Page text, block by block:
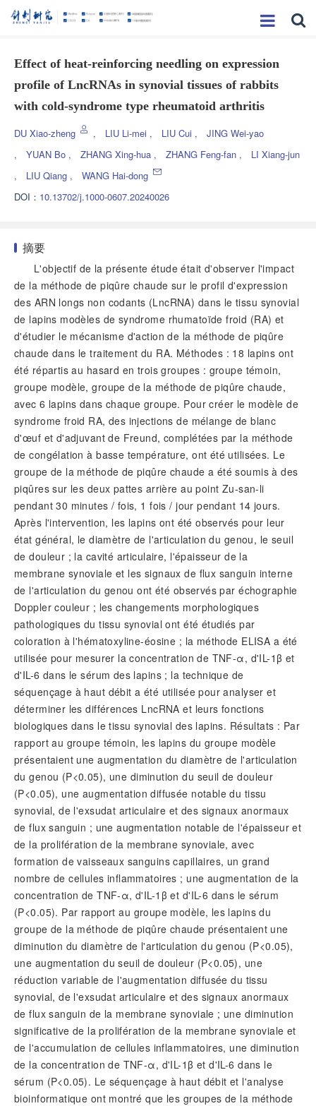
Effect of heat-reinforcing needling on expression
profile of LncRNAs in synovial tissues of rabbits
with cold-syndrome type rheumatoid arthritis
DU Xiao-zheng , LIU Li-mei , LIU Cui ,
JING Wei-yao
,
YUAN Bo , ZHANG Xing-hua , ZHANG Feng-fan ,
LI Xiang-jun
,
LIU Qiang ,
WANG Hai-dong
DOI： 10.13702/j.1000-0607.20240026
摘要
L'objectif de la présente étude était d'observer l'impact
de la méthode de piqûre chaude sur le profil d'expression
des ARN longs non codants (LncRNA) dans le tissu synovial
de lapins modèles de syndrome rhumatoïde froid (RA) et
d'étudier le mécanisme d'action de la méthode de piqûre
chaude dans le traitement du RA. Méthodes : 18 lapins ont
été répartis au hasard en trois groupes : groupe témoin,
groupe modèle, groupe de la méthode de piqûre chaude,
avec 6 lapins dans chaque groupe. Pour créer le modèle de
syndrome froid RA, des injections de mélange de blanc
d'œuf et d'adjuvant de Freund, complétées par la méthode
de congélation à basse température, ont été utilisées. Le
groupe de la méthode de piqûre chaude a été soumis à des
piqûres sur les deux pattes arrière au point Zu-san-li
pendant 30 minutes / fois, 1 fois / jour pendant 14 jours.
Après l'intervention, les lapins ont été observés pour leur
état général, le diamètre de l'articulation du genou, le seuil
de douleur ; la cavité articulaire, l'épaisseur de la
membrane synoviale et les signaux de flux sanguin interne
de l'articulation du genou ont été observés par échographie
Doppler couleur ; les changements morphologiques
pathologiques du tissu synovial ont été étudiés par
coloration à l'hématoxyline-éosine ; la méthode ELISA a été
utilisée pour mesurer la concentration de TNF-α, d'IL-1β et
d'IL-6 dans le sérum des lapins ; la technique de
séquençage à haut débit a été utilisée pour analyser et
déterminer les différences LncRNA et leurs fonctions
biologiques dans le tissu synovial des lapins. Résultats : Par
rapport au groupe témoin, les lapins du groupe modèle
présentaient une augmentation du diamètre de l'articulation
du genou (P<0.05), une diminution du seuil de douleur
(P<0.05), une augmentation diffusée notable du tissu
synovial, de l'exsudat articulaire et des signaux anormaux
de flux sanguin ; une augmentation notable de l'épaisseur et
de la prolifération de la membrane synoviale, avec
formation de vaisseaux sanguins capillaires, un grand
nombre de cellules inflammatoires ; une augmentation de la
concentration de TNF-α, d'IL-1β et d'IL-6 dans le sérum
(P<0.05). Par rapport au groupe modèle, les lapins du
groupe de la méthode de piqûre chaude présentaient une
diminution du diamètre de l'articulation du genou (P<0.05),
une augmentation du seuil de douleur (P<0.05), une
réduction variable de l'augmentation diffusée du tissu
synovial, de l'exsudat articulaire et des signaux anormaux
de flux sanguin de la membrane synoviale ; une diminution
significative de la prolifération de la membrane synoviale et
de l'accumulation de cellules inflammatoires, une diminution
de la concentration de TNF-α, d'IL-1β et d'IL-6 dans le
sérum (P<0.05). Le séquençage à haut débit et l'analyse
bioinformatique ont montré que les groupes de la méthode